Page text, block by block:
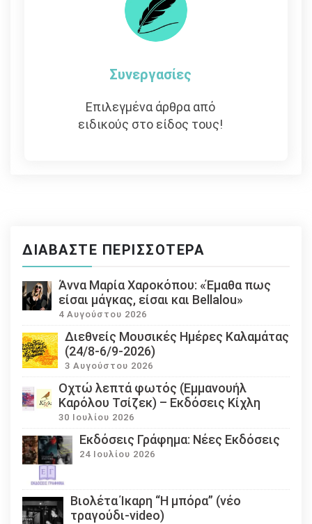
Συνεργασίες
Επιλεγμένα άρθρα από
ειδικούς στο είδος τους!
ΔΙΑΒΆΣΤΕ ΠΕΡΙΣΣΌΤΕΡΑ
Άννα Μαρία Χαροκόπου: «Έμαθα πως
είσαι μάγκας, είσαι και Bellalou»
4 Αυγούστου 2026
Διεθνείς Μουσικές Ημέρες Καλαμάτας
(24/8-6/9-2026)
3 Αυγούστου 2026
Οχτώ λεπτά φωτός (Εμμανουήλ
Καρόλου Τσίζεκ) – Εκδόσεις Κίχλη
30 Ιουλίου 2026
Εκδόσεις Γράφημα: Νέες Εκδόσεις
24 Ιουλίου 2026
Βιολέτα Ίκαρη “Η μπόρα” (νέο
τραγούδι-video)